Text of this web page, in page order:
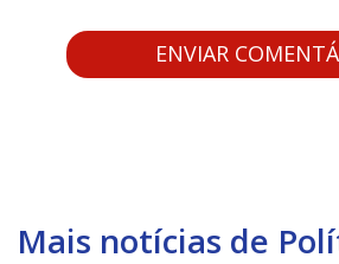
Mais notícias de